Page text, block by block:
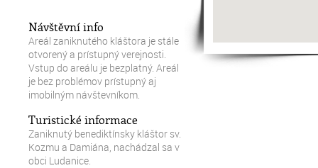
Návštěvní info
Areál zaniknutého kláštora je stále
otvorený a prístupný verejnosti.
Vstup do areálu je bezplatný. Areál
je bez problémov prístupný aj
imobilným návštevníkom.
Turistické informace
Zaniknutý benediktínsky kláštor sv.
Kozmu a Damiána, nachádzal sa v
obci Ludanice.